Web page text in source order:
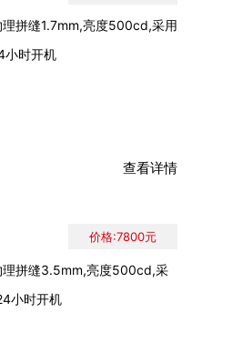
拼缝1.7mm,亮度500cd,采用
小时开机
查看详情
理拼缝3.5mm,亮度500cd,采
小时开机
价格:7800元